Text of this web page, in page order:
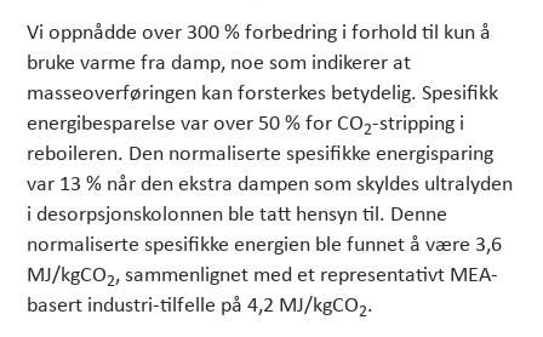
Vi oppnådde over 300 % forbedring i forhold til kun å
bruke varme fra damp, noe som indikerer at
masseoverføringen kan forsterkes betydelig. Spesifikk
energibesparelse var over 50 % for CO2-stripping i
reboileren. Den normaliserte spesifikke energisparing
var 13 % når den ekstra dampen som skyldes ultralyden
i desorpsjonskolonnen ble tatt hensyn til. Denne
normaliserte spesifikke energien ble funnet å være 3,6
MJ/kgCO2, sammenlignet med et representativt MEA-
basert industri-tilfelle på 4,2 MJ/kgCO2.